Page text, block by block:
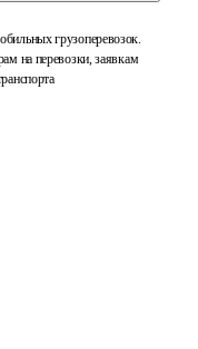
грузоперевозок.
на перевозки, заявкам